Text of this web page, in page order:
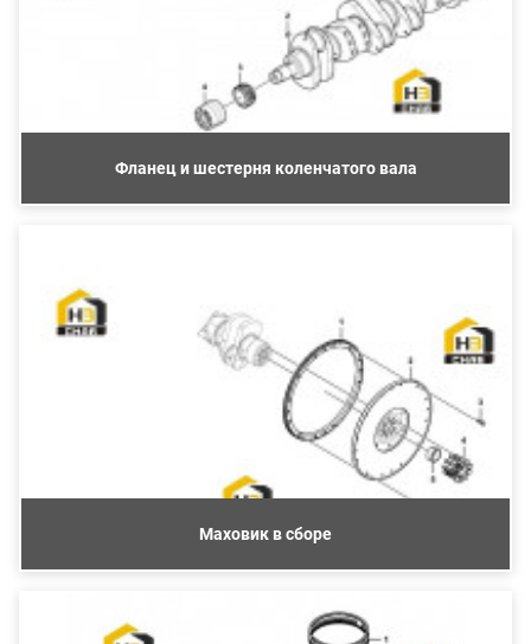
Фланец и шестерня коленчатого вала
Маховик в сборе